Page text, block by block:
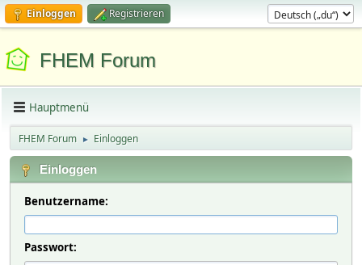
Einloggen Registrieren
FHEM Forum
Hauptmenü
FHEM Forum ► Einloggen
Einloggen
Benutzername:
Passwort: